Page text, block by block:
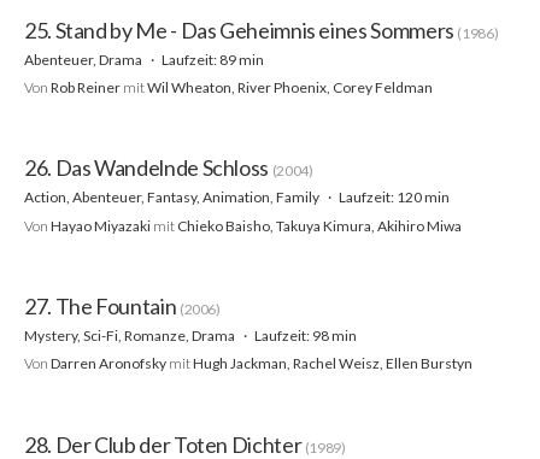
25. Stand by Me - Das Geheimnis eines Sommers (1986)
Abenteuer, Drama
Laufzeit: 89 min
Von Rob Reiner mitWil Wheaton, River Phoenix, Corey Feldman
26. Das Wandelnde Schloss (2004)
Action, Abenteuer, Fantasy, Animation, Family
Laufzeit: 120 min
Von Hayao Miyazaki mit Chieko Baisho, Takuya Kimura, Akihiro Miwa
27. The Fountain (2006)
Mystery, Sci-Fi, Romanze, Drama
Laufzeit: 98 min
Von Darren Aronofsky mitHugh Jackman, Rachel Weisz, Ellen Burstyn
28. Der Club der Toten Dichter (1989)